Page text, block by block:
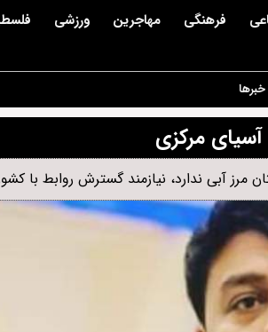
فرهنگی مهاجرین ورزشی
آسیای مرکزی
مرز آبی ندارد، نیازمند گسترش روابط با